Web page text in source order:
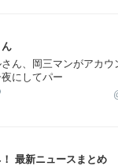
ん
ん、岡三マンがアカウ
にしてパー
！ 最新ニュースまとめ